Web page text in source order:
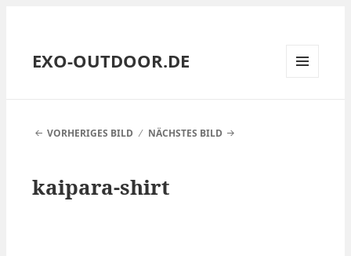
EXO-OUTDOOR.DE
VORHERIGES BILD
NÄCHSTES BILD
kaipara-shirt